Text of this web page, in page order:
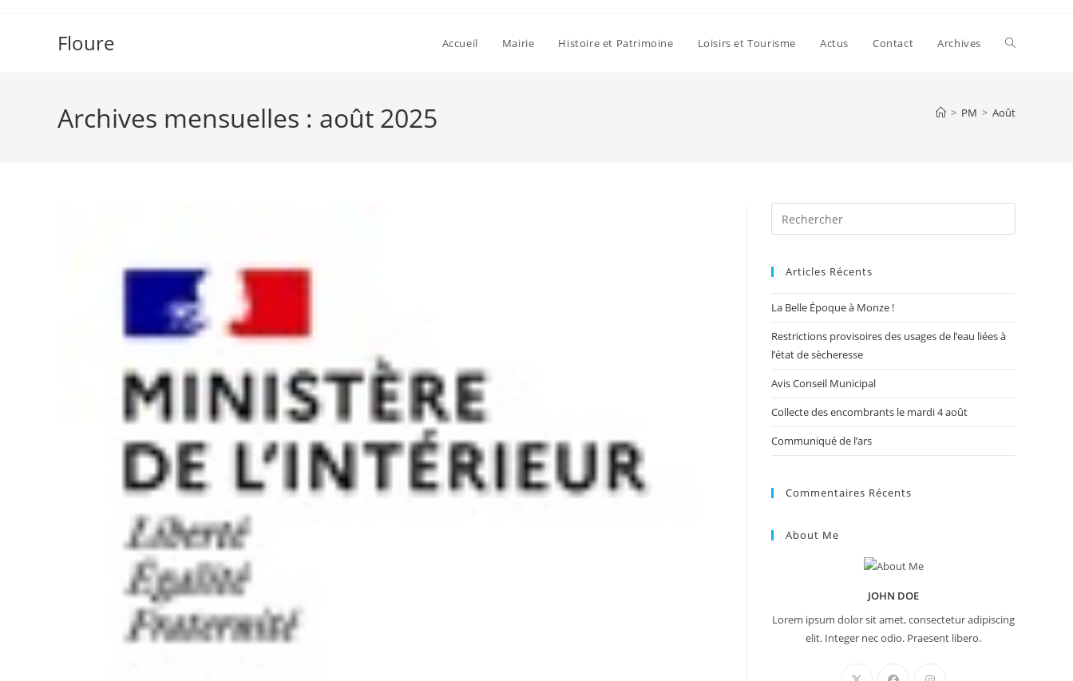
Floure Accueil Mairie Histoire et Patrimoine Loisirs et Tourisme Actus Contact Archives Toggle
Archives mensuelles : août 2025 > PM > Août
Escape
Articles Récents
La Belle Époque à Monze !
Restrictions provisoires des usages de l’eau liées à
l’état de sècheresse
Avis Conseil Municipal
Collecte des encombrants le mardi 4 août
Communiqué de l’ars
Commentaires Récents
About Me
JOHN DOE
Lorem ipsum dolor sit amet, consectetur adipiscing
elit. Integer nec odio. Praesent libero.